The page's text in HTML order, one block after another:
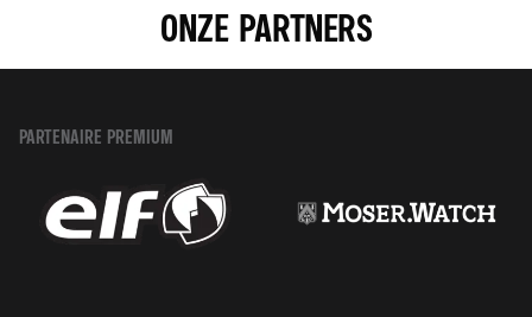
ONZE PARTNERS
PARTENAIRE PREMIUM